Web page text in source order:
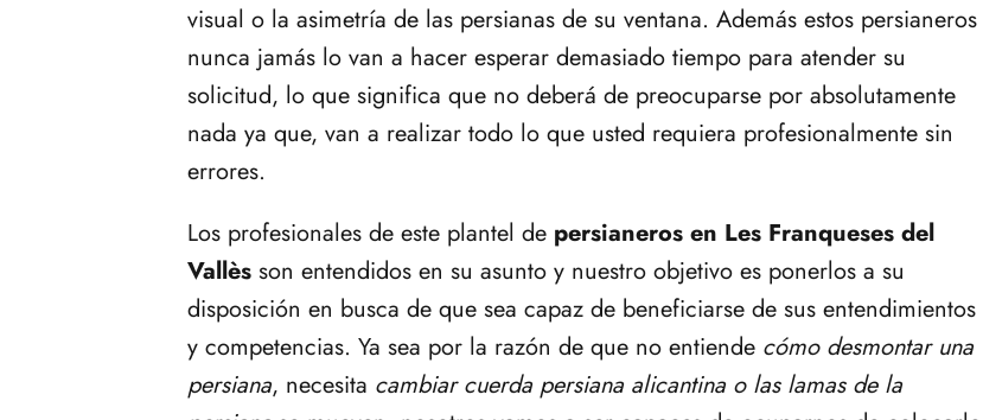
visual o la asimetría de las persianas de su ventana. Además estos persianeros
nunca jamás lo van a hacer esperar demasiado tiempo para atender su
solicitud, lo que significa que no deberá de preocuparse por absolutamente
nada ya que, van a realizar todo lo que usted requiera profesionalmente sin
errores.
Los profesionales de este plantel de persianeros en Les Franqueses del
Vallès son entendidos en su asunto y nuestro objetivo es ponerlos a su
disposición en busca de que sea capaz de beneficiarse de sus entendimientos
y competencias. Ya sea por la razón de que no entiende cómo desmontar una
persiana, necesita cambiar cuerda persiana alicantina o las lamas de la